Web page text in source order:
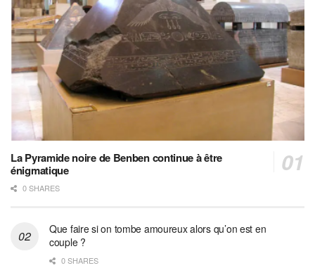
La Pyramide noire de Benben continue à être
énigmatique
0 SHARES
Que faire si on tombe amoureux alors qu’on est en
couple ?
0 SHARES